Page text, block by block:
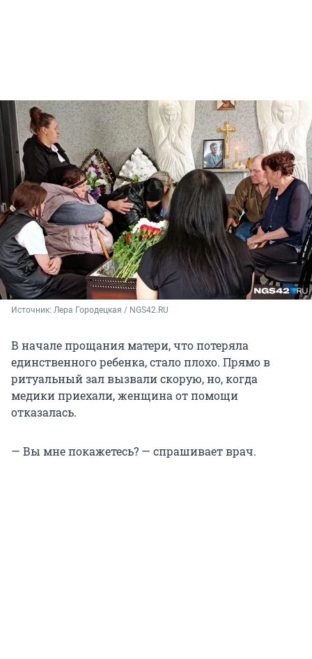
Источник: Лера Городецкая / NGS42.RU
В начале прощания матери, что потеряла
единственного ребенка, стало плохо. Прямо в
ритуальный зал вызвали скорую, но, когда
медики приехали, женщина от помощи
отказалась.
— Вы мне покажетесь? — спрашивает врач.